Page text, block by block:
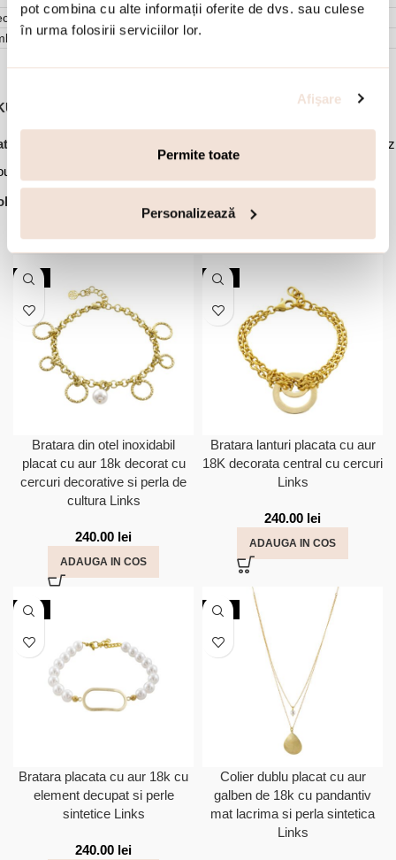
pot combina cu alte informații oferite de dvs. sau culese
în urma folosirii serviciilor lor.
Afişare
Permite toate
Personalizează
(0)
Cercei
Accesorii din aceeasi colectie:
NOU
Bratara din otel inoxidabil
placat cu aur 18k decorat cu
cercuri decorative si perla de
cultura Links
240.00 lei
ADAUGA IN COS
NOU
Bratara lanturi placata cu aur
18K decorata central cu cercuri
Links
240.00 lei
ADAUGA IN COS
NOU
Bratara placata cu aur 18k cu
element decupat si perle
sintetice Links
240.00 lei
NOU
Colier dublu placat cu aur
galben de 18k cu pandantiv
mat lacrima si perla sintetica
Links